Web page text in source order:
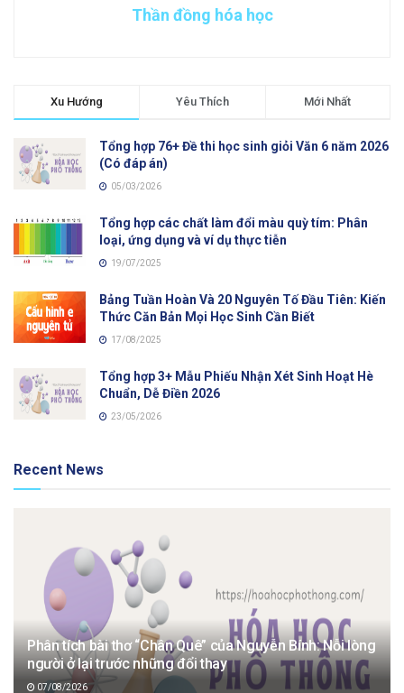
Thần đồng hóa học
Xu Hướng Yêu Thích Mới Nhất
Tổng hợp 76+ Đề thi học sinh giỏi Văn 6 năm 2026
(Có đáp án)
05/03/2026
Tổng hợp các chất làm đổi màu quỳ tím: Phân
loại, ứng dụng và ví dụ thực tiễn
19/07/2025
Bảng Tuần Hoàn Và 20 Nguyên Tố Đầu Tiên: Kiến
Thức Căn Bản Mọi Học Sinh Cần Biết
17/08/2025
Tổng hợp 3+ Mẫu Phiếu Nhận Xét Sinh Hoạt Hè
Chuẩn, Dễ Điền 2026
23/05/2026
Recent News
Phân tích bài thơ “Chân Quê” của Nguyễn Bính: Nỗi lòng
người ở lại trước những đổi thay
07/08/2026